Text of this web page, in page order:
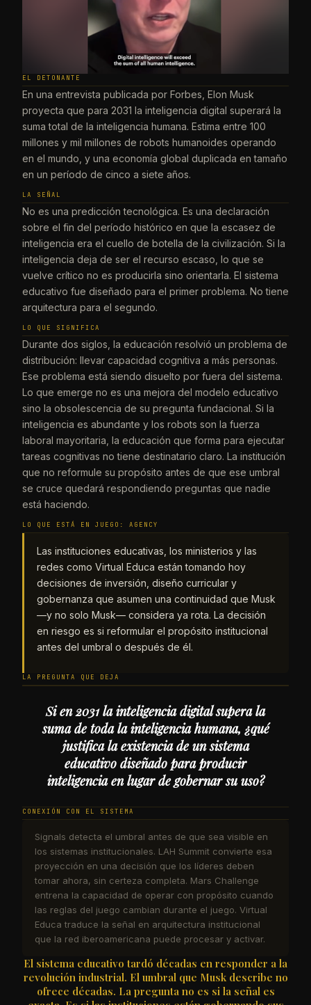
EL DETONANTE
En una entrevista publicada por Forbes, Elon Musk
proyecta que para 2031 la inteligencia digital superará la
suma total de la inteligencia humana. Estima entre 100
millones y mil millones de robots humanoides operando
en el mundo, y una economía global duplicada en tamaño
en un período de cinco a siete años.
LA SEÑAL
No es una predicción tecnológica. Es una declaración
sobre el fin del período histórico en que la escasez de
inteligencia era el cuello de botella de la civilización. Si la
inteligencia deja de ser el recurso escaso, lo que se
vuelve crítico no es producirla sino orientarla. El sistema
educativo fue diseñado para el primer problema. No tiene
arquitectura para el segundo.
LO QUE SIGNIFICA
Durante dos siglos, la educación resolvió un problema de
distribución: llevar capacidad cognitiva a más personas.
Ese problema está siendo disuelto por fuera del sistema.
Lo que emerge no es una mejora del modelo educativo
sino la obsolescencia de su pregunta fundacional. Si la
inteligencia es abundante y los robots son la fuerza
laboral mayoritaria, la educación que forma para ejecutar
tareas cognitivas no tiene destinatario claro. La institución
que no reformule su propósito antes de que ese umbral
se cruce quedará respondiendo preguntas que nadie
está haciendo.
LO QUE ESTÁ EN JUEGO: AGENCY
Las instituciones educativas, los ministerios y las
redes como Virtual Educa están tomando hoy
decisiones de inversión, diseño curricular y
gobernanza que asumen una continuidad que Musk
—y no solo Musk— considera ya rota. La decisión
en riesgo es si reformular el propósito institucional
antes del umbral o después de él.
LA PREGUNTA QUE DEJA
Si en 2031 la inteligencia digital supera la
suma de toda la inteligencia humana, ¿qué
justifica la existencia de un sistema
educativo diseñado para producir
inteligencia en lugar de gobernar su uso?
CONEXIÓN CON EL SISTEMA
Signals detecta el umbral antes de que sea visible en
los sistemas institucionales. LAH Summit convierte esa
proyección en una decisión que los líderes deben
tomar ahora, sin certeza completa. Mars Challenge
entrena la capacidad de operar con propósito cuando
las reglas del juego cambian durante el juego. Virtual
Educa traduce la señal en arquitectura institucional
que la red iberoamericana puede procesar y activar.
El sistema educativo tardó décadas en responder a la
revolución industrial. El umbral que Musk describe no
ofrece décadas. La pregunta no es si la señal es